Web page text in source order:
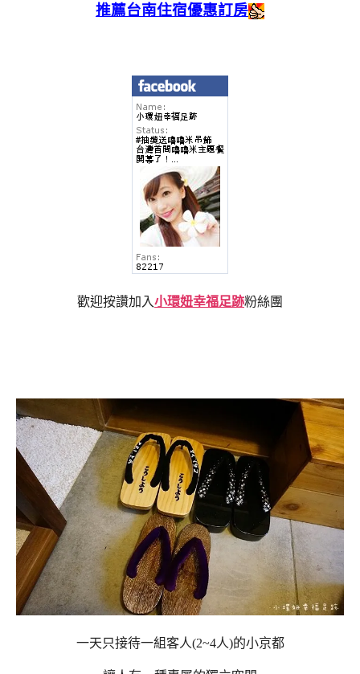
推薦台南住宿優惠訂房
歡迎按讚加入小環妞幸福足跡粉絲團
一天只接待一組客人(2~4人)的小京都